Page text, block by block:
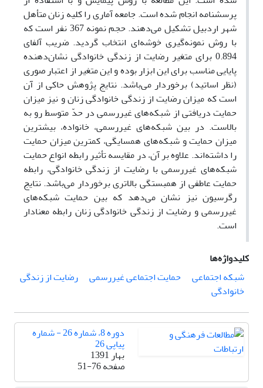
پرسشنامه انجام شده است. جامعه آماری را کلیه زنان متأهل
شهر اردبیل تشکیل می‌دهند. حجم نمونه 367 نفر است که
با روش نمونه‌گیری خوشه‌ای انتخاب گردید. ضریب آلفای
0.894 برای متغیر رضایت از زندگی خانوادگی نشان‌دهنده
پایایی مناسب برای این ابزار بوده و این متغیر از اعتبار صوری
(نظر اساتید) برخوردار می‌باشد. نتایج پژوهش حاکی از آن
است که میزان رضایت از زندگی خانوادگی زنان و نیز میزان
حمایت دریافتی از شبکه‌های غیررسمی در حدّ متوسط رو به
بالاست. در بین شبکه‌های غیررسمی، خانواده، بیشترین
میزان حمایت و شبکه‌های همسایگی، کمترین میزان حمایت
را داشته‌اند. علاوه بر آن، در مقایسه تأثیر رابطه انواع حمایت‌
شبکه‌های غیررسمی با رضایت از زندگی خانوادگی، رابطه
حمایت عاطفی از همبستگی بالاتری برخوردار می‌باشد. نتایج
رگرسیون نیز نشان می‌دهد که بین حمایت شبکه‌های
غیررسمی و رضایت از زندگی خانوادگی زنان رابطه معنادار
است.
کلیدواژه‌ها
شبکه‌ اجتماعی
حمایت اجتماعی غیررسمی
رضایت از زندگی
خانوادگی
دوره 8، شماره 26 - شماره
پیاپی 26
بهار 1391
صفحه51-76